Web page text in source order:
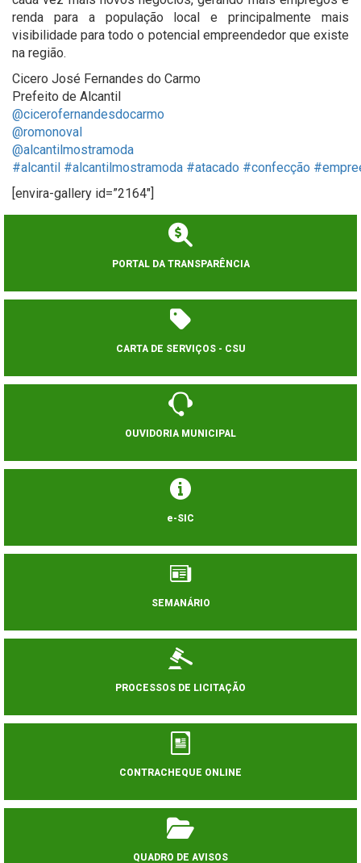
renda para a população local e principalmente mais
visibilidade para todo o potencial empreendedor que existe
na região.
Cicero José Fernandes do Carmo
Prefeito de Alcantil
@cicerofernandesdocarmo
@romonoval
@alcantilmostramoda
#alcantil #alcantilmostramoda #atacado #confecção
[envira-gallery id=”2164″]
PORTAL DA TRANSPARÊNCIA
CARTA DE SERVIÇOS - CSU
OUVIDORIA MUNICIPAL
e-SIC
SEMANÁRIO
PROCESSOS DE LICITAÇÃO
CONTRACHEQUE ONLINE
QUADRO DE AVISOS